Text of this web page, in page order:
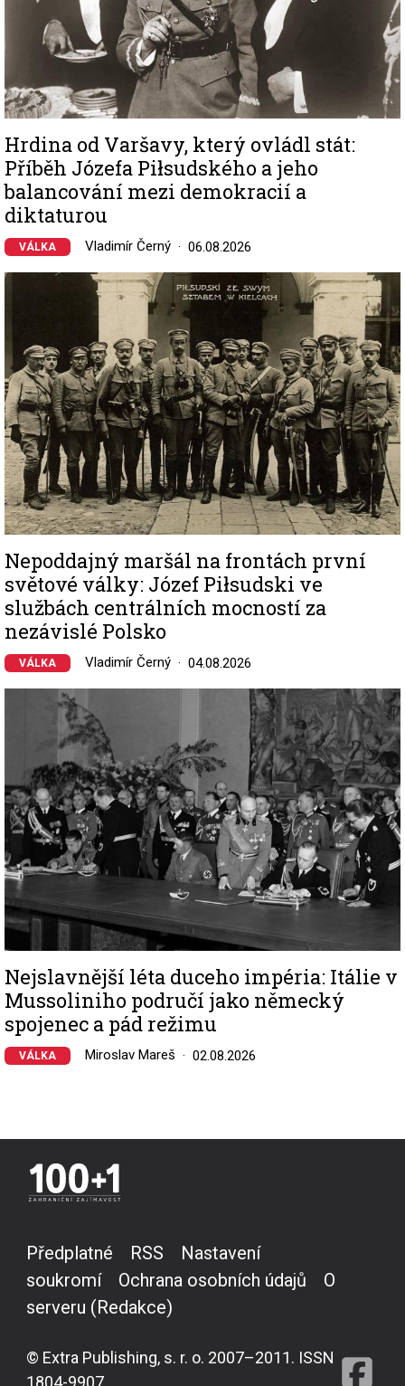
Hrdina od Varšavy, který ovládl stát:
Příběh Józefa Piłsudského a jeho
balancování mezi demokracií a
diktaturou
VÁLKA Vladimír Černý 06.08.2026
Image
Nepoddajný maršál na frontách první
světové války: Józef Piłsudski ve
službách centrálních mocností za
nezávislé Polsko
VÁLKA Vladimír Černý 04.08.2026
Nejslavnější léta duceho impéria: Itálie v
Mussoliniho područí jako německý
spojenec a pád režimu
VÁLKA Miroslav Mareš 02.08.2026
Předplatné RSS
Nastavení
soukromí
Ochrana osobních údajů
O
serveru (Redakce)
© Extra Publishing, s. r. o. 2007–2011. ISSN
1804-9907